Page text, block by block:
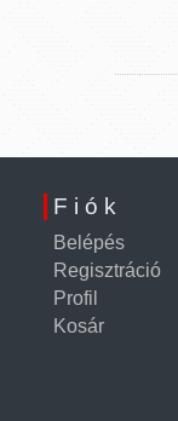
Fiók
Belépés
Regisztráció
Profil
Kosár